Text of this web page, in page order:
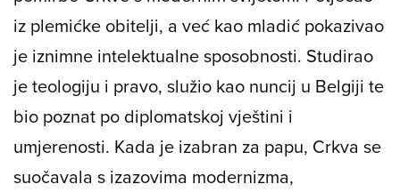
iz plemićke obitelji, a već kao mladić pokazivao
je iznimne intelektualne sposobnosti. Studirao
je teologiju i pravo, služio kao nuncij u Belgiji te
bio poznat po diplomatskoj vještini i
umjerenosti. Kada je izabran za papu, Crkva se
suočavala s izazovima modernizma,